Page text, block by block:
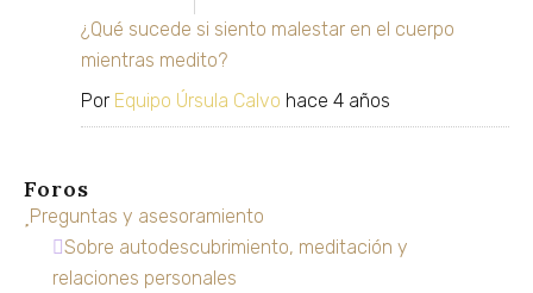
¿Qué sucede si siento malestar en el cuerpo
mientras medito?
Por Equipo Úrsula Calvo hace 4 años
Foros
Preguntas y asesoramiento
Sobre autodescubrimiento, meditación y
relaciones personales